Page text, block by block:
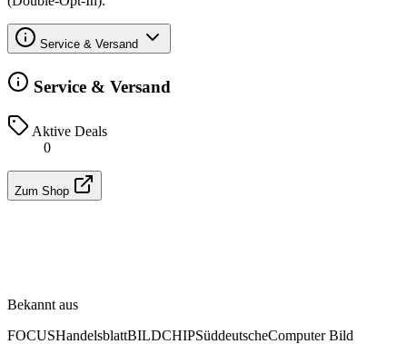
Service & Versand
Service & Versand
Aktive Deals
0
Zum Shop
Bekannt aus
FOCUSHandelsblattBILDCHIPSüddeutscheComputer Bild